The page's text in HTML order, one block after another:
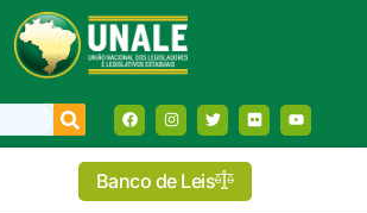
Banco de Leis